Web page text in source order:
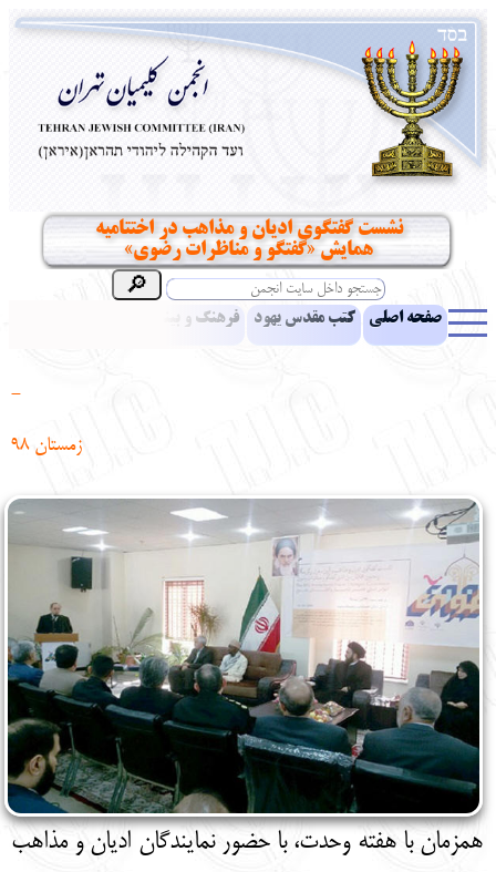
نشست گفتگوی ادیان و مذاهب در اختتامیه
همایش «گفتگو و مناظرات رضوی»
صفحه اصلی کتب مقدس یهود فرهنگ و بینش یهود
English
-
زمستان 98
همزمان با هفته وحدت، با حضور نمایندگان ادیان و مذاهب